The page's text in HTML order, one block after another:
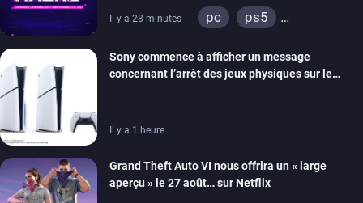
Il y a 28 minutes pc
ps5
ios
android
xbox one
switch 2
Sony commence à afficher un message
concernant l’arrêt des jeux physiques sur le
Il y a 1 heure
Grand Theft Auto VI nous offrira un « large
aperçu » le 27 août… sur Netflix